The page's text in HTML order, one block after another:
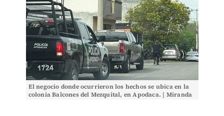
El negocio donde ocurrieron los hechos se ubica en la
colonia Balcones del Mezquital, en Apodaca. | Miranda